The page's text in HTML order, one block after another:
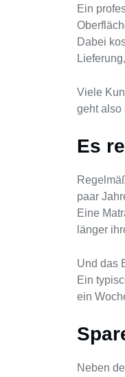
Ein
Dabei
Viele
geht also
Es
paar
Eine
länger
Und das
Ein
ein
Neben